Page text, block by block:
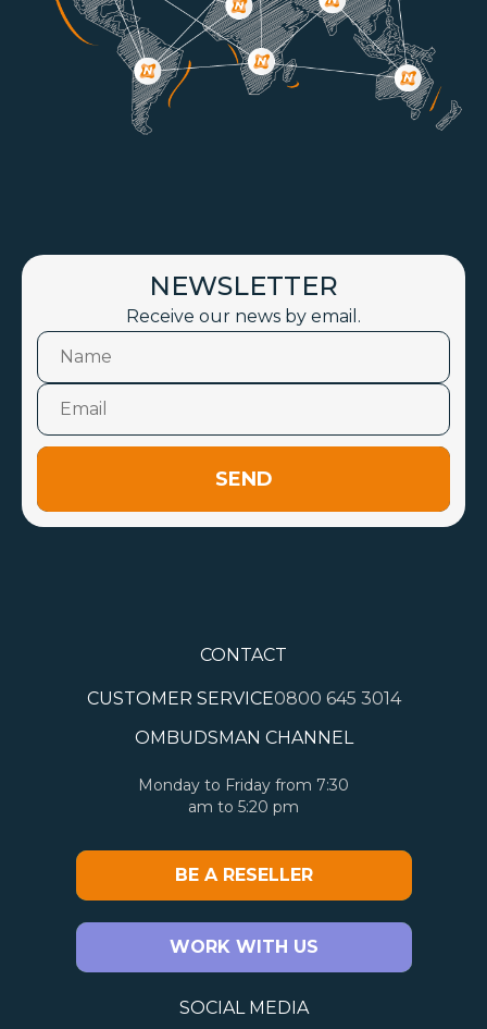
NEWSLETTER
Receive our news by email.
SEND
CONTACT
CUSTOMER SERVICE0800 645 3014
OMBUDSMAN CHANNEL
Monday to Friday from 7:30
am to 5:20 pm
BE A RESELLER
WORK WITH US
SOCIAL MEDIA